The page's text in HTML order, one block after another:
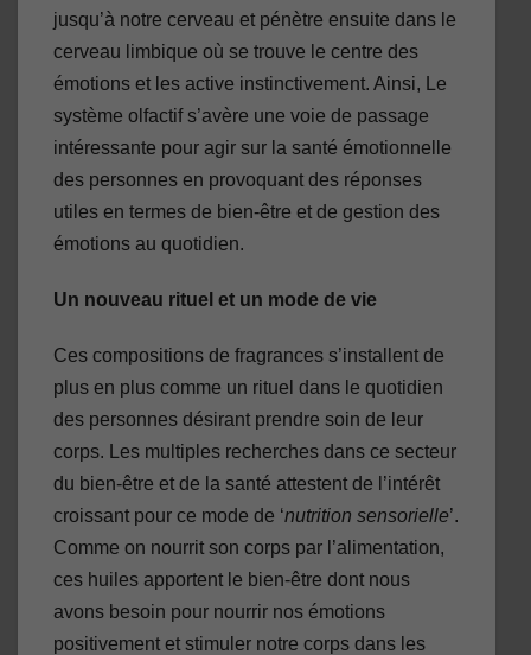
jusqu’à notre cerveau et pénètre ensuite dans le
cerveau limbique où se trouve le centre des
émotions et les active instinctivement. Ainsi, Le
système olfactif s’avère une voie de passage
intéressante pour agir sur la santé émotionnelle
des personnes en provoquant des réponses
utiles en termes de bien-être et de gestion des
émotions au quotidien.
Un nouveau rituel et un mode de vie
Ces compositions de fragrances s’installent de
plus en plus comme un rituel dans le quotidien
des personnes désirant prendre soin de leur
corps. Les multiples recherches dans ce secteur
du bien-être et de la santé attestent de l’intérêt
croissant pour ce mode de ‘nutrition sensorielle’.
Comme on nourrit son corps par l’alimentation,
ces huiles apportent le bien-être dont nous
avons besoin pour nourrir nos émotions
positivement et stimuler notre corps dans les